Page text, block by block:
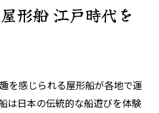
形船 江戸時代を
を感じられる屋形船が各地で運
は日本の伝統的な船遊びを体験